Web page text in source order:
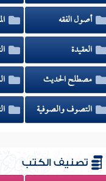
أصول الفقه
العقيدة
مصطلح الحديث
التصوف والصوفية
تصنيف الكتب